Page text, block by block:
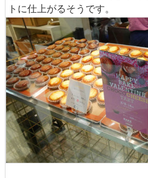
トに仕上がるそうです。